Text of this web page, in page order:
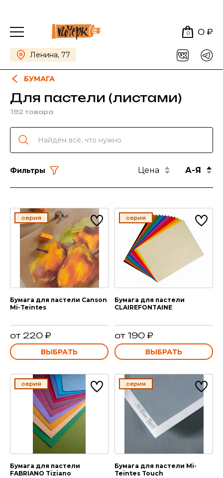
0 0 ₽
Ленина, 77
БУМАГА
Для пастели (листами)
192 товара
Фильтры Цена А-Я
серия
Бумага для пастели Canson
Mi-Teintes
от 220 ₽
ВЫБРАТЬ
серия
Бумага для пастели
CLAIREFONTAINE
от 190 ₽
ВЫБРАТЬ
серия
Бумага для пастели
FABRIANO Tiziano
серия
Бумага для пастели Mi-
Teintes Touch